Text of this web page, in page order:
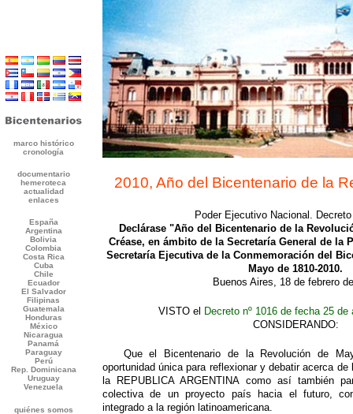
2010, Año del Bicentenario de la
Poder Ejecutivo Nacional.
Declárase "Año del Bicentenario de la
Créase, en ámbito de la Secretaría General de la
Secretaría Ejecutiva de la Conmemoración del
Mayo de 1810-2010.
Buenos Aires, 18 de febrero
VISTO el Decreto nº 1016 de fecha 25 de
CONSIDERANDO:
Que el Bicentenario de la Revolución de
oportunidad única para reflexionar y debatir acerca
la REPUBLICA ARGENTINA como así también
colectiva de un proyecto país hacia el futuro,
integrado a la región latinoamericana.